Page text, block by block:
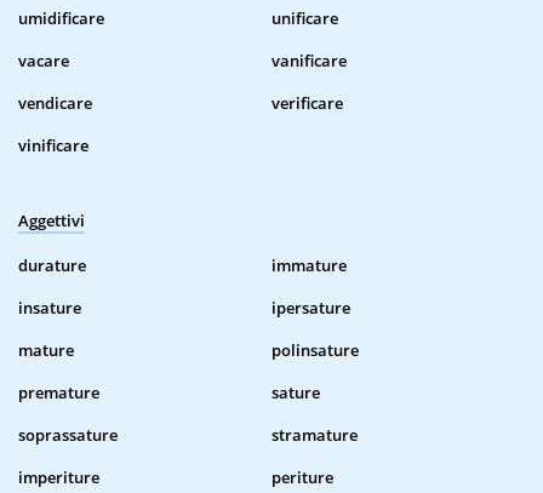
umidificare
unificare
vacare
vanificare
vendicare
verificare
vinificare
Aggettivi
durature
immature
insature
ipersature
mature
polinsature
premature
sature
soprassature
stramature
imperiture
periture